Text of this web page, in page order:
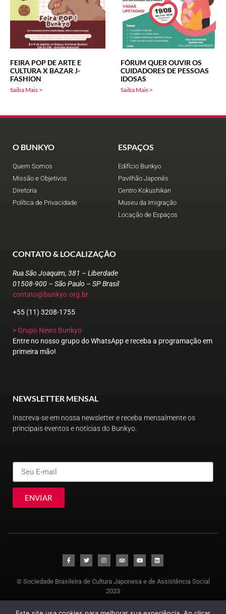
FEIRA POP DE ARTE E
CULTURA X BAZAR J-
FASHION
Saiba Mais >
FÓRUM QUER OUVIR OS
CUIDADORES DE PESSOAS
IDOSAS
Saiba Mais >
O BUNKYO
Quem Somos
Missão e Objetivos
Diretoria
Política de Privacidade
ESPAÇOS
Edifício Bunkyo
Pavilhão Japonês
Centro Kokushikan
Museu da Imigração
Locação de Espaços
CONTATO & LOCALIZAÇÃO
Rua São Joaquim, 381 – Liberdade
01508-900 – São Paulo – SP Brasil
contato@bunkyo.org.br
+55 (11) 3208-1755
> Grupo News Bunkyo
Entre no nosso grupo do WhatsApp e receba a programação em
primeira mão!
NEWSLETTER MENSAL
Inscreva-se em nossa newsletter e receba mensalmente os
principais eventos e notícias do Bunkyo.
ENVIAR
© Sociedade Brasileira de Cultura Japonesa e de Assistência Social
2023